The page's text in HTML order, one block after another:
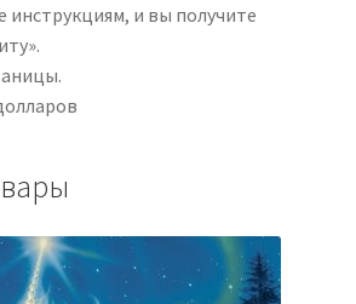
инструкциям, и вы получите